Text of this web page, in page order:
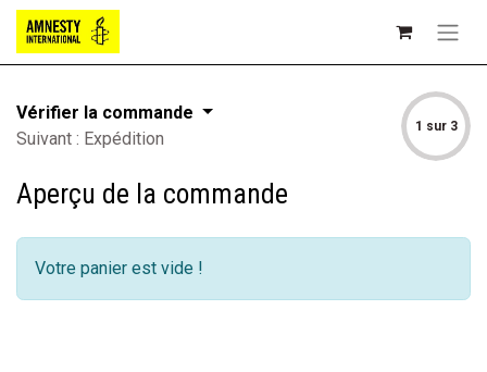
Vérifier la commande
Suivant : Expédition
1 sur 3
Aperçu de la commande
Votre panier est vide !